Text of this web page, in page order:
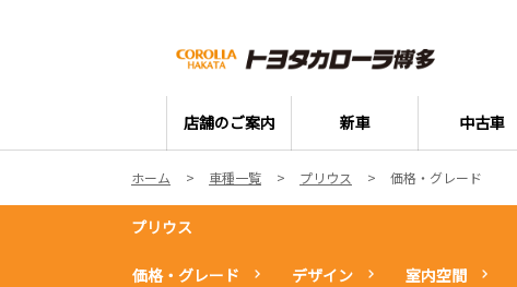
店舗のご案内 新車 中古車
ホーム 車種一覧 プリウス 価格・グレード
プリウス
価格・グレード デザイン 室内空間